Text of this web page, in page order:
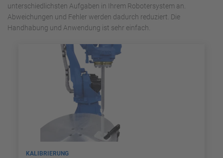
unterschiedlichsten Aufgaben in Ihrem Robotersystem an.
Abweichungen und Fehler werden dadurch reduziert. Die
Handhabung und Anwendung ist sehr einfach.
KALIBRIERUNG